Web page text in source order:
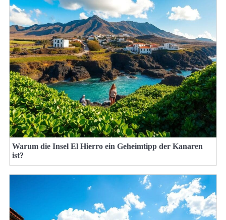
Warum die Insel El Hierro ein Geheimtipp der Kanaren
ist?